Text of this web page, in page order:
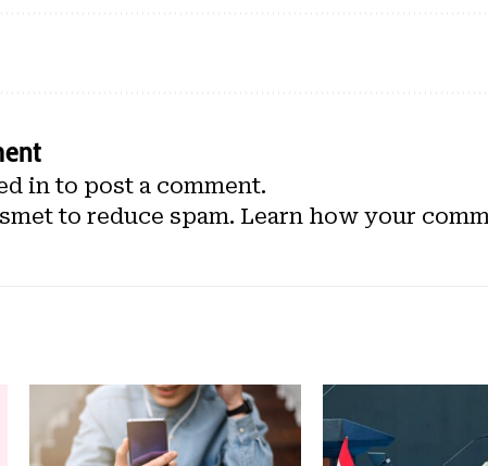
into post a comment.
to reduce spam. Learn how your